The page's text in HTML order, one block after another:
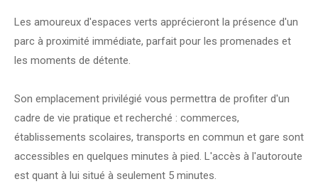
Les amoureux d'espaces verts apprécieront la présence d'un
parc à proximité immédiate, parfait pour les promenades et
les moments de détente.
Son emplacement privilégié vous permettra de profiter d'un
cadre de vie pratique et recherché : commerces,
établissements scolaires, transports en commun et gare sont
accessibles en quelques minutes à pied. L'accès à l'autoroute
est quant à lui situé à seulement 5 minutes.